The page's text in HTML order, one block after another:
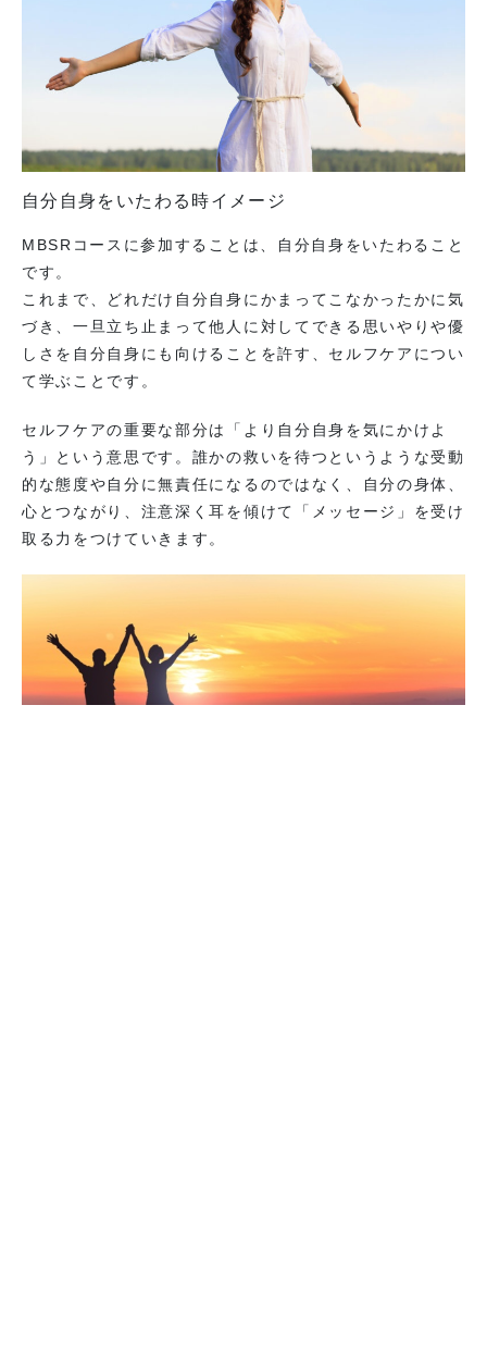
自分自身をいたわる時イメージ
MBSRコースに参加することは、自分自身をいたわること
です。
これまで、どれだけ自分自身にかまってこなかったかに気
づき、一旦立ち止まって他人に対してできる思いやりや優
しさを自分自身にも向けることを許す、セルフケアについ
て学ぶことです。
セルフケアの重要な部分は「より自分自身を気にかけよ
う」という意思です。誰かの救いを待つというような受動
的な態度や自分に無責任になるのではなく、自分の身体、
心とつながり、注意深く耳を傾けて「メッセージ」を受け
取る力をつけていきます。